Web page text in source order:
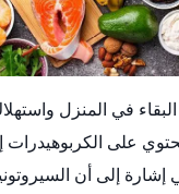
في المنزل
على
إلى أن